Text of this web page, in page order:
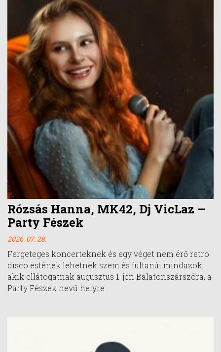
Rózsás Hanna, MK42, Dj VicLaz –
Party Fészek
2026. 07. 28.
Fergeteges koncerteknek és egy véget nem érő retro
disco estének lehetnek szem és fültanúi mindazok,
akik ellátogatnak augusztus 1-jén Balatonszárszóra, a
Party Fészek nevű helyre